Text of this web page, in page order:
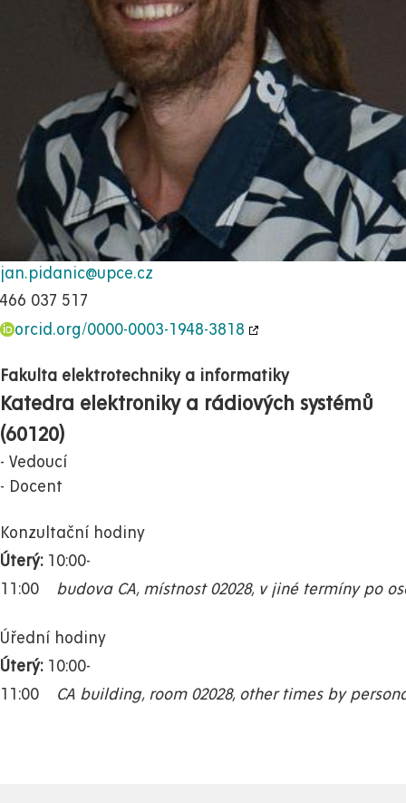
jan.pidanic@upce.cz
466 037 517
orcid.org/0000-0003-1948-3818
Fakulta elektrotechniky a informatiky
Katedra elektroniky a rádiových systémů
(60120)
Vedoucí
Docent
Konzultační hodiny
Úterý: 10:00-
11:00
budova CA, místnost 02028, v jiné termíny po
Úřední hodiny
Úterý: 10:00-
11:00
CA building, room 02028, other times by